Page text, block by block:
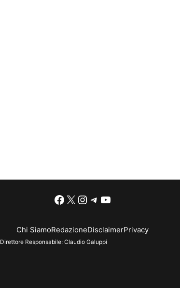
Facebook
X Instagram
Telegram
YouTube
Chi SiamoRedazioneDisclaimerPrivacy
Direttore Responsabile: Claudio Galuppi